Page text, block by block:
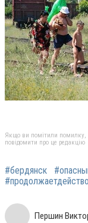
Якщо ви помітили помилку,
повідомити про це редакцію
#бердянск
Першин